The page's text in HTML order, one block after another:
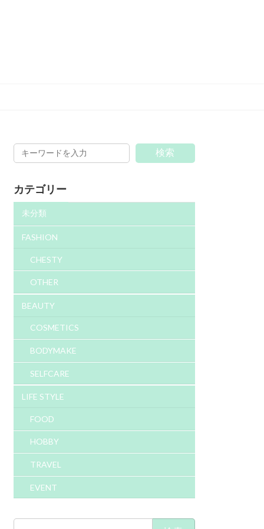
検索
カテゴリー
未分類
FASHION
CHESTY
OTHER
BEAUTY
COSMETICS
BODYMAKE
SELFCARE
LIFE STYLE
FOOD
HOBBY
TRAVEL
EVENT
検